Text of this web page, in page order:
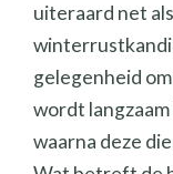
uiteraard net
gelegenheid
wordt
waarna deze